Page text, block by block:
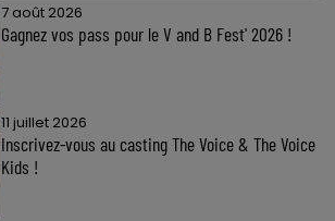
7 août 2026
Gagnez vos pass pour le V and B Fest' 2026 !
11 juillet 2026
Inscrivez-vous au casting The Voice & The Voice
Kids !